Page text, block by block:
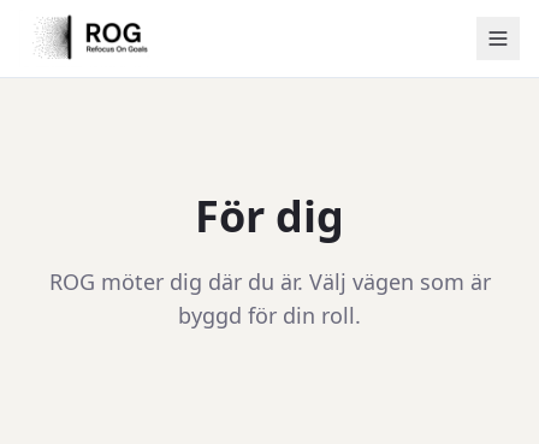
För dig
ROG möter dig där du är. Välj vägen som är
byggd för din roll.